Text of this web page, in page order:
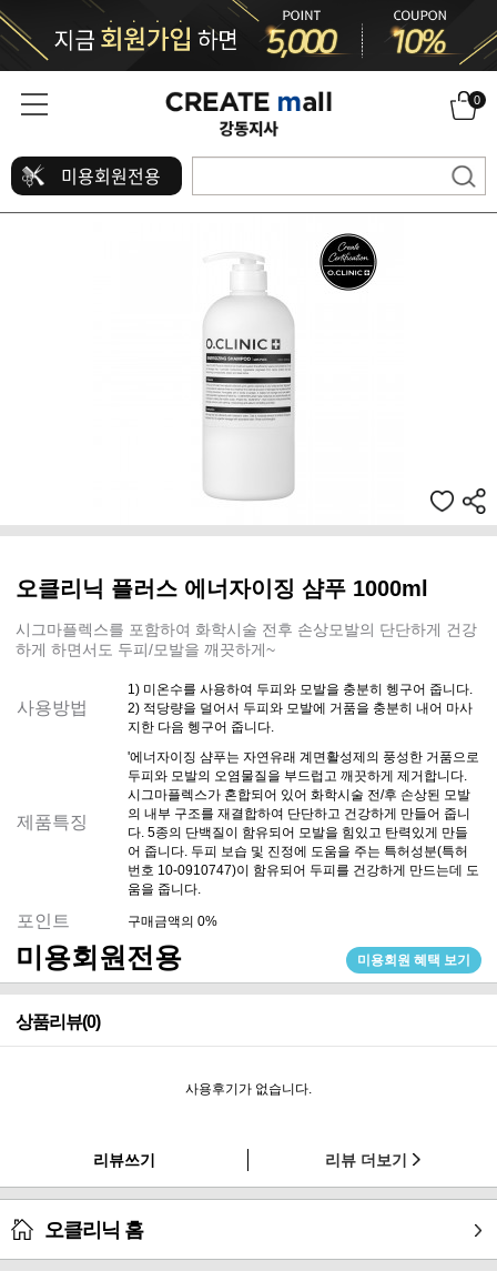
0
미용회원전용
오클리닉 플러스 에너자이징 샴푸 1000ml
시그마플렉스를 포함하여 화학시술 전후 손상모발의 단단하게 건강
하게 하면서도 두피/모발을 깨끗하게~
사용방법
1) 미온수를 사용하여 두피와 모발을 충분히 헹구어 줍니다.
2) 적당량을 덜어서 두피와 모발에 거품을 충분히 내어 마사
지한 다음 헹구어 줍니다.
제품특징
'에너자이징 샴푸는 자연유래 계면활성제의 풍성한 거품으로
두피와 모발의 오염물질을 부드럽고 깨끗하게 제거합니다.
시그마플렉스가 혼합되어 있어 화학시술 전/후 손상된 모발
의 내부 구조를 재결합하여 단단하고 건강하게 만들어 줍니
다. 5종의 단백질이 함유되어 모발을 힘있고 탄력있게 만들
어 줍니다. 두피 보습 및 진정에 도움을 주는 특허성분(특허
번호 10-0910747)이 함유되어 두피를 건강하게 만드는데 도
움을 줍니다.
포인트 구매금액의 0%
미용회원전용 미용회원 혜택 보기
상품리뷰(0)
사용후기가 없습니다.
리뷰쓰기 리뷰 더보기
오클리닉 홈